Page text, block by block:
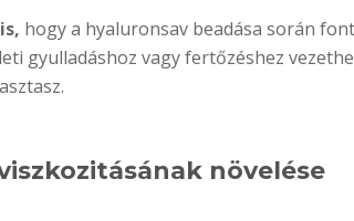
hogy a hyaluronsav beadása során
gyulladáshoz vagy fertőzéshez
növelése